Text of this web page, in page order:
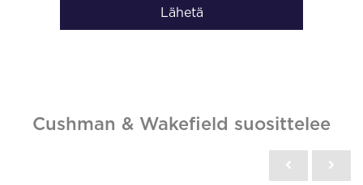
Lähetä
Cushman & Wakefield suosittelee